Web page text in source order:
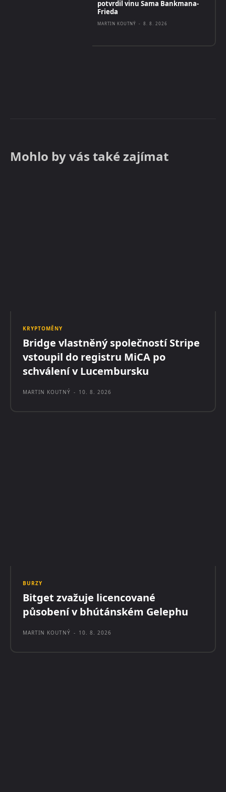
potvrdil vinu Sama Bankmana-
Frieda
MARTIN KOUTNÝ - 8. 8. 2026
Mohlo by vás také zajímat
KRYPTOMĚNY
Bridge vlastněný společností Stripe
vstoupil do registru MiCA po
schválení v Lucembursku
MARTIN KOUTNÝ - 10. 8. 2026
BURZY
Bitget zvažuje licencované
působení v bhútánském Gelephu
MARTIN KOUTNÝ - 10. 8. 2026